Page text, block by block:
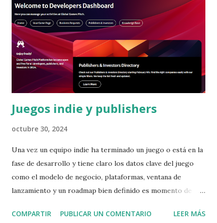
Juegos indie y publishers
octubre 30, 2024
Una vez un equipo indie ha terminado un juego o está en la
fase de desarrollo y tiene claro los datos clave del juego
como el modelo de negocio, plataformas, ventana de
lanzamiento y un roadmap bien definido es momento de
auto publicación es una opción, pero obliga al equipo a
COMPARTIR PUBLICAR UN COMENTARIO LEER MÁS